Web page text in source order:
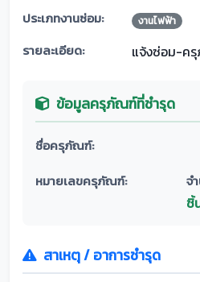
ประเภทงานซ่อม: งานไฟฟ้า
รายละเอียด: แจ้งซ่อม-ค
ข้อมูลครุภัณฑ์ที่ชำรุด
ชื่อครุภัณฑ์:
หมายเลขครุภัณฑ์:
จ
ชิ้
สาเหตุ / อาการชำรุด